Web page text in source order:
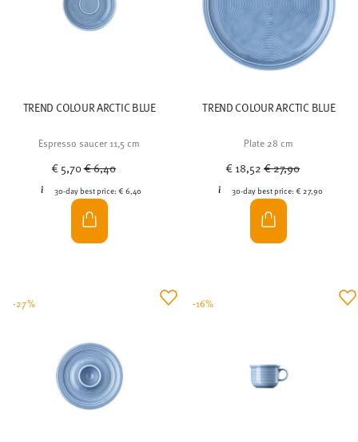
TREND COLOUR ARCTIC BLUE
Espresso saucer 11,5 cm
€ 5,70Price reduced from
€ 6,40
30-day best price:€ 6,40
TREND COLOUR ARCTIC BLUE
Plate 28 cm
€ 18,52Price reduced from
€ 27,90
30-day best price:€ 27,90
-27% -16%